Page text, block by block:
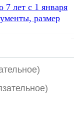
7 лет с 1 января
размер